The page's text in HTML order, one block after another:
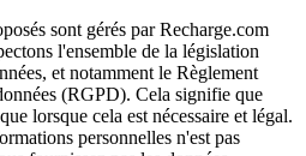
sont gérés par Recharge.com
l'ensemble de la législation
et notamment le Règlement
(RGPD). Cela signifie que
lorsque cela est nécessaire et légal.
personnelles n'est pas